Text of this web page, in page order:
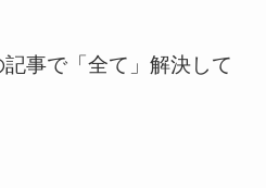
事で「全て」解決して